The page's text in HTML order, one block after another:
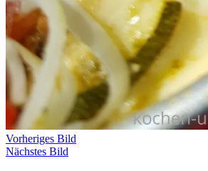
Vorheriges Bild
Nächstes Bild